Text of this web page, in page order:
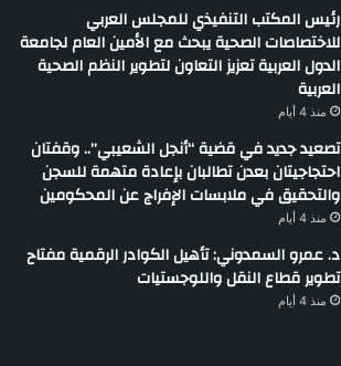
رئيس المكتب التنفيذي للمجلس العربي
للاختصاصات الصحية يبحث مع الأمين العام لجامعة
الدول العربية تعزيز التعاون لتطوير النظم الصحية
العربية
منذ 4 أيام
تصعيد جديد في قضية “أنجل الشعيبي”.. وقفتان
احتجاجيتان بعدن تطالبان بإعادة متهمة للسجن
والتحقيق في ملابسات الإفراج عن المحكومين
منذ 4 أيام
د. عمرو السمدوني: تأهيل الكوادر الرقمية مفتاح
تطوير قطاع النقل واللوجستيات
منذ 4 أيام